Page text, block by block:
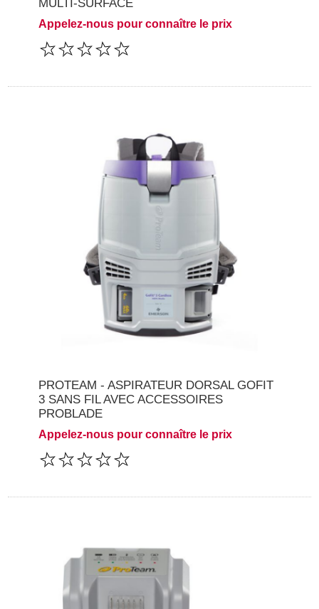
MULTI-SURFACE
Appelez-nous pour connaître le prix
PROTEAM - ASPIRATEUR DORSAL GOFIT
3 SANS FIL AVEC ACCESSOIRES
PROBLADE
Appelez-nous pour connaître le prix